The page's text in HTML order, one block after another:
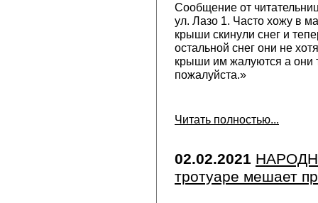
Сообщение от
ул. Лазо 1. Часто хожу в
крыши скинули снег и
остальной снег они не
крыши им жалуются а они
пожалуйста.»
Читать полностью...
02.02.2021
тротуаре мешает